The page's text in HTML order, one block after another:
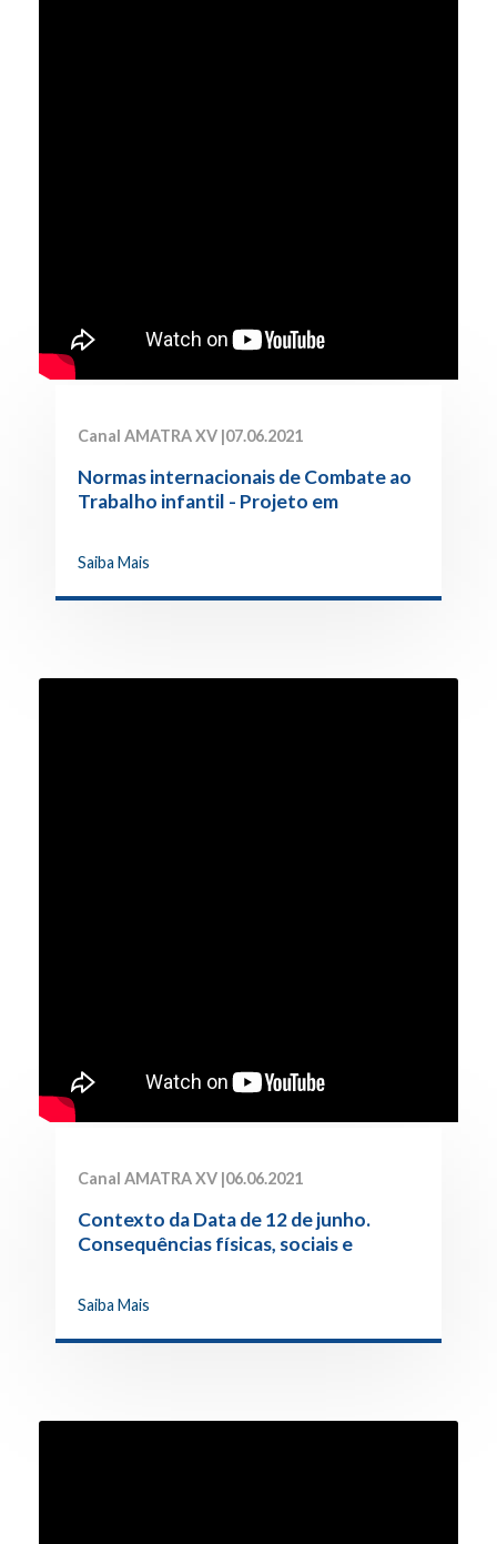
Canal AMATRA XV | 07.06.2021
Normas internacionais de Combate ao
Trabalho infantil - Projeto em
Saiba Mais
Canal AMATRA XV |06.06.2021
Contexto da Data de 12 de junho.
Consequências físicas, sociais e
Saiba Mais